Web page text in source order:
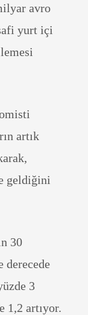
avro
yurt içi
artık
geldiğini
30
derecede
3
1,2 artıyor.